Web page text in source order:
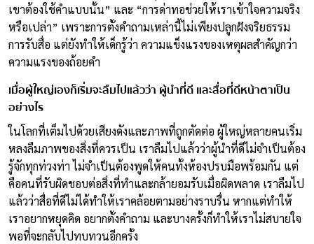
เขาต้องใช้คำแบบนั้น” และ “การด่าทอช่วยให้เราเข้าใจความจริง
หรือเปล่า” เพราะการตั้งคำถามเหล่านี้ไม่เพียงปลูกฝังจริยธรรม
การรับสื่อ แต่ยังทำให้เด็กรู้ว่า ความแข็งแรงของเหตุผลสำคัญกว่า
ความแรงของถ้อยคำ
เมื่อผู้ใหญ่เองก็เริ่มจะลืมไปแล้วว่า ผู้นำที่ดี และสื่อที่ดีหน้าตาเป็น
อย่างไร
ในโลกที่เต็มไปด้วยเสียงดังและภาพที่ถูกตัดต่อ ผู้ใหญ่หลายคนเริ่ม
หลงลืมภาพของสิ่งที่ควรเป็น เราลืมไปแล้วว่าผู้นำที่ดีไม่จำเป็นต้อง
รู้จักทุกท่วงท่า ไม่จำเป็นต้องพูดให้คนทั้งห้องปรบมือพร้อมกัน แต่
คือคนที่รับผิดชอบต่อสิ่งที่ทำและกล้ายอมรับเมื่อผิดพลาด เราลืมไป
แล้วว่าสื่อที่ดีไม่ได้ทำให้เราคล้อยตามอย่างราบรื่น หากแต่ทำให้
เราอยากหยุดคิด อยากตั้งคำถาม และบางครั้งก็ทำให้เราไม่สบายใจ
พอที่จะกลับไปทบทวนอีกครั้ง